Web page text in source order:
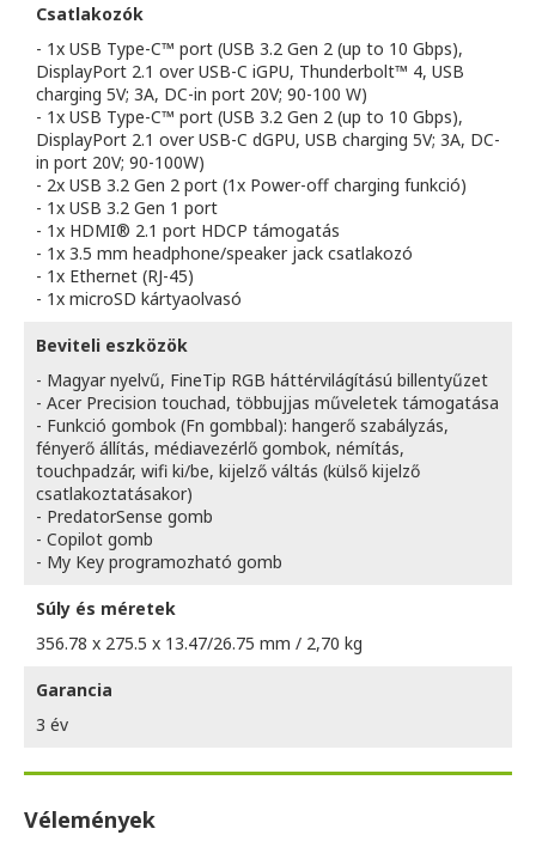
Csatlakozók
- 1x USB Type-C™ port (USB 3.2 Gen 2 (up to 10 Gbps),
DisplayPort 2.1 over USB-C iGPU, Thunderbolt™ 4, USB
charging 5V; 3A, DC-in port 20V; 90-100 W)
- 1x USB Type-C™ port (USB 3.2 Gen 2 (up to 10 Gbps),
DisplayPort 2.1 over USB-C dGPU, USB charging 5V; 3A, DC-
in port 20V; 90-100W)
- 2x USB 3.2 Gen 2 port (1x Power-off charging funkció)
- 1x USB 3.2 Gen 1 port
- 1x HDMI® 2.1 port HDCP támogatás
- 1x 3.5 mm headphone/speaker jack csatlakozó
- 1x Ethernet (RJ-45)
- 1x microSD kártyaolvasó
Beviteli eszközök
- Magyar nyelvű, FineTip RGB háttérvilágítású billentyűzet
- Acer Precision touchad, többujjas műveletek támogatása
- Funkció gombok (Fn gombbal): hangerő szabályzás,
fényerő állítás, médiavezérlő gombok, némítás,
touchpadzár, wifi ki/be, kijelző váltás (külső kijelző
csatlakoztatásakor)
- PredatorSense gomb
- Copilot gomb
- My Key programozható gomb
Súly és méretek
356.78 x 275.5 x 13.47/26.75 mm / 2,70 kg
Garancia
3 év
Vélemények